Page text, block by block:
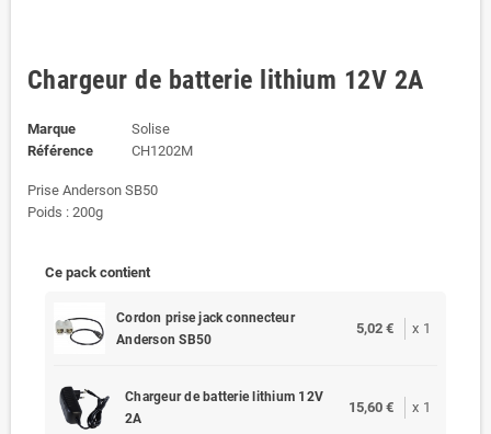
Chargeur de batterie lithium 12V 2A
Marque
Solise
Référence
CH1202M
Prise Anderson SB50
Poids : 200g
Ce pack contient
Cordon prise jack connecteur
Anderson SB50
5,02 € x 1
Chargeur de batterie lithium 12V
2A
15,60 € x 1